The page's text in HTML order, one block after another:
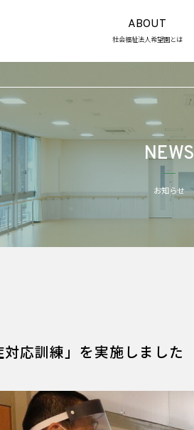
ABOUT
社会福祉法人希望園とは
NEWS
お知らせ
対応訓練」を実施しました